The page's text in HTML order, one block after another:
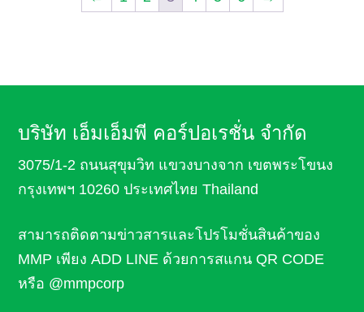
บริษัท เอ็มเอ็มพี คอร์ปอเรชั่น จำกัด
3075/1-2 ถนนสุขุมวิท แขวงบางจาก เขตพระโขนง
กรุงเทพฯ 10260 ประเทศไทย Thailand
สามารถติดตามข่าวสารและโปรโมชั่นสินค้าของ
MMP เพียง ADD LINE ด้วยการสแกน QR CODE
หรือ @mmpcorp